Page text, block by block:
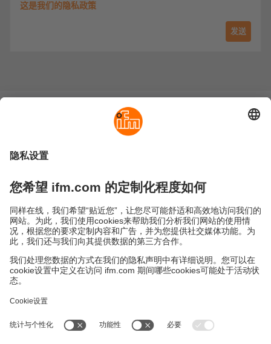
这是我们的隐私政策
发送
地点 (EN)
隐私政策
易福门电子(上海)有限公司
上海市浦东新区
盛夏路61弄1号楼6层
邮编: 201203
总机: 021 3813 4800
电子邮箱:info.cn@ifm.com
沪ICP备19047231号-1
沪公网安备31011502010310号
工作时间：